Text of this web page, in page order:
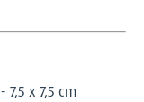
- 7,5 x 7,5 cm